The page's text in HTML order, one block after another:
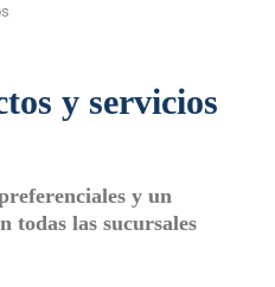
y servicios
y un
todas las sucursales